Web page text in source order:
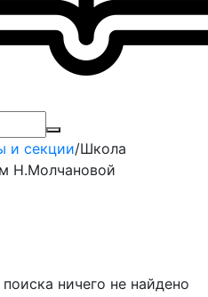
и секции/Школа
Н.Молчановой
ничего не найдено